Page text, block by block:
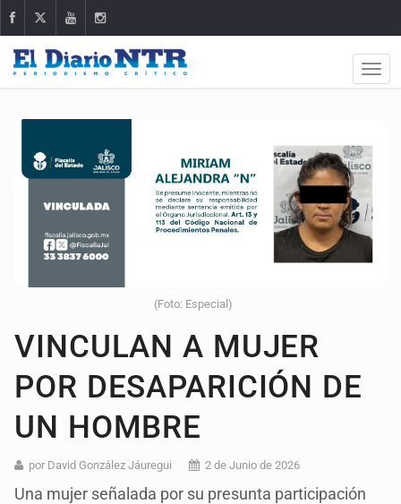
(Foto: Especial)
VINCULAN A MUJER
POR DESAPARICIÓN DE
UN HOMBRE
por David González Jáuregui 2 de Junio de 2026
Una mujer señalada por su presunta participación